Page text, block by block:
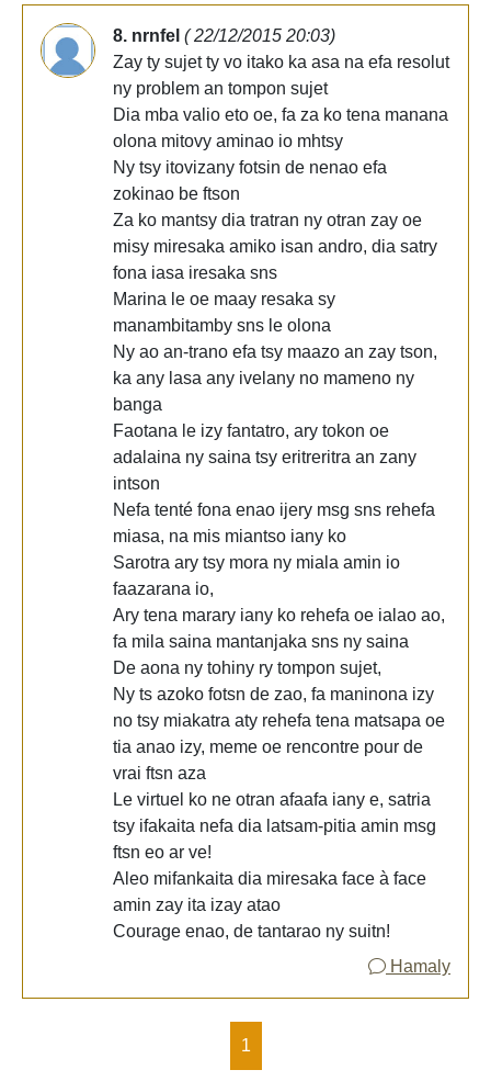
8. nrnfel ( 22/12/2015 20:03)
Zay ty sujet ty vo itako ka asa na efa resolut
ny problem an tompon sujet
Dia mba valio eto oe, fa za ko tena manana
olona mitovy aminao io mhtsy
Ny tsy itovizany fotsin de nenao efa
zokinao be ftson
Za ko mantsy dia tratran ny otran zay oe
misy miresaka amiko isan andro, dia satry
fona iasa iresaka sns
Marina le oe maay resaka sy
manambitamby sns le olona
Ny ao an-trano efa tsy maazo an zay tson,
ka any lasa any ivelany no mameno ny
banga
Faotana le izy fantatro, ary tokon oe
adalaina ny saina tsy eritreritra an zany
intson
Nefa tenté fona enao ijery msg sns rehefa
miasa, na mis miantso iany ko
Sarotra ary tsy mora ny miala amin io
faazarana io,
Ary tena marary iany ko rehefa oe ialao ao,
fa mila saina mantanjaka sns ny saina
De aona ny tohiny ry tompon sujet,
Ny ts azoko fotsn de zao, fa maninona izy
no tsy miakatra aty rehefa tena matsapa oe
tia anao izy, meme oe rencontre pour de
vrai ftsn aza
Le virtuel ko ne otran afaafa iany e, satria
tsy ifakaita nefa dia latsam-pitia amin msg
ftsn eo ar ve!
Aleo mifankaita dia miresaka face à face
amin zay ita izay atao
Courage enao, de tantarao ny suitn!
Hamaly
1